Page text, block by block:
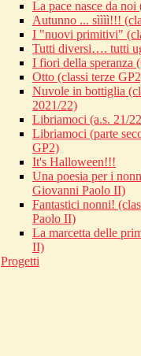
La pace nasce da noi
Autunno ... sìììì!!!
I "nuovi primitivi"
Tutti diversi…. tutti
I fiori della speranza
Otto (classi terze
Nuvole in bottiglia
2021/22)
Libriamoci (a.s. 21/
Libriamoci (parte
GP2)
It's Halloween!!!
Una poesia per i
Giovanni Paolo II)
Fantastici nonni!
Paolo II)
La marcetta delle
II)
Progetti